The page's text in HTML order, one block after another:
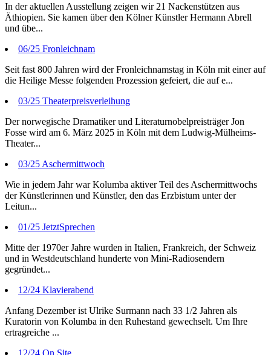
In der aktuellen Ausstellung zeigen wir 21 Nackenstützen aus
Äthiopien. Sie kamen über den Kölner Künstler Hermann Abrell
und übe...
06/25 Fronleichnam
Seit fast 800 Jahren wird der Fronleichnamstag in Köln mit einer auf
die Heilige Messe folgenden Prozession gefeiert, die auf e...
03/25 Theaterpreisverleihung
Der norwegische Dramatiker und Literaturnobelpreisträger Jon
Fosse wird am 6. März 2025 in Köln mit dem Ludwig-Mülheims-
Theater...
03/25 Aschermittwoch
Wie in jedem Jahr war Kolumba aktiver Teil des Aschermittwochs
der Künstlerinnen und Künstler, den das Erzbistum unter der
Leitun...
01/25 JetztSprechen
Mitte der 1970er Jahre wurden in Italien, Frankreich, der Schweiz
und in Westdeutschland hunderte von Mini-Radiosendern
gegründet...
12/24 Klavierabend
Anfang Dezember ist Ulrike Surmann nach 33 1/2 Jahren als
Kuratorin von Kolumba in den Ruhestand gewechselt. Um Ihre
ertragreiche ...
12/24 On Site